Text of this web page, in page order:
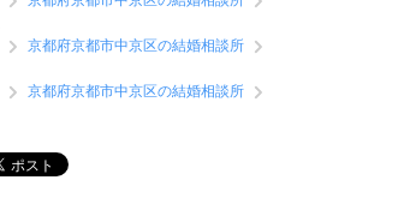
京都府京都市中京区の結婚相談所
京都府京都市中京区の結婚相談所